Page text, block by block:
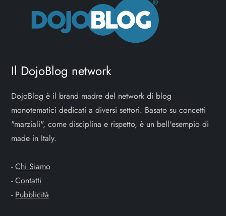
z
i
o
n
e
a
Il DojoBlog network
DojoBlog è il brand madre del network di blog
monotematici dedicati a diversi settori. Basato su concetti
"marziali", come disciplina e rispetto, è un bell'esempio di
made in Italy.
-Chi Siamo
-Contatti
- Pubblicità